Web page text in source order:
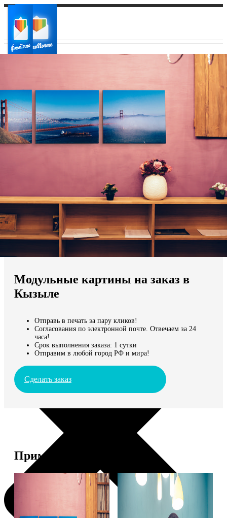
Ваш город:
Ваш регион доставки
Выберите из списка:
Мы доставляем по всему миру
Продолжить без города
Модульные картины на заказ в
Кызыле
Отправь в печать за пару кликов!
Согласования по электронной почте. Отвечаем за 24
часа!
Срок выполнения заказа: 1 сутки
Отправим в любой город РФ и мира!
Сделать заказ
Примеры работ